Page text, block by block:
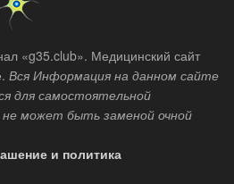
«g35.club». Медицинский сайт
Вся Информация на данном сайте
для самостоятельной
не может быть заменой очной
и политика